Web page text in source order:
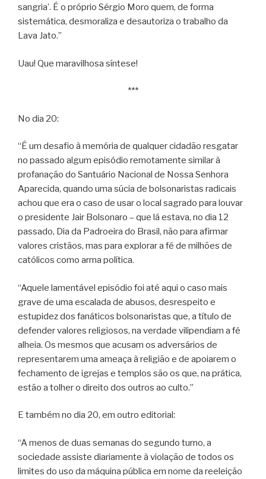
sangria’. É o próprio Sérgio Moro quem, de forma
sistemática, desmoraliza e desautoriza o trabalho da
Lava Jato.”
Uau! Que maravilhosa síntese!
***
No dia 20:
“É um desafio à memória de qualquer cidadão resgatar
no passado algum episódio remotamente similar à
profanação do Santuário Nacional de Nossa Senhora
Aparecida, quando uma súcia de bolsonaristas radicais
achou que era o caso de usar o local sagrado para louvar
o presidente Jair Bolsonaro – que lá estava, no dia 12
passado, Dia da Padroeira do Brasil, não para afirmar
valores cristãos, mas para explorar a fé de milhões de
católicos como arma política.
“Aquele lamentável episódio foi até aqui o caso mais
grave de uma escalada de abusos, desrespeito e
estupidez dos fanáticos bolsonaristas que, a título de
defender valores religiosos, na verdade vilipendiam a fé
alheia. Os mesmos que acusam os adversários de
representarem uma ameaça à religião e de apoiarem o
fechamento de igrejas e templos são os que, na prática,
estão a tolher o direito dos outros ao culto.”
E também no dia 20, em outro editorial:
“A menos de duas semanas do segundo turno, a
sociedade assiste diariamente à violação de todos os
limites do uso da máquina pública em nome da reeleição